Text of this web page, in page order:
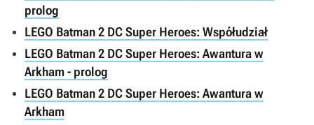
prolog
LEGO Batman 2 DC Super Heroes: Współudział
LEGO Batman 2 DC Super Heroes: Awantura w
Arkham - prolog
LEGO Batman 2 DC Super Heroes: Awantura w
Arkham